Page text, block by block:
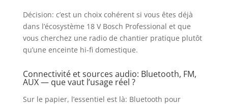
1 câble AUX, 1 pile
bouton au lithium
de 3 V
Décision: c’est un choix cohérent si vous êtes déjà
dans l’écosystème 18 V Bosch Professional et que
vous cherchez une radio de chantier pratique plutôt
qu’une enceinte hi-fi domestique.
Connectivité et sources audio: Bluetooth, FM,
AUX — que vaut l’usage réel ?
Sur le papier, l’essentiel est là: Bluetooth pour